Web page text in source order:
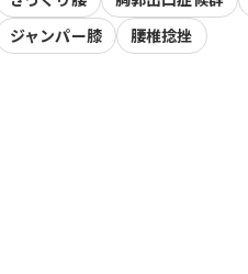
ジャンパー膝
腰椎捻挫